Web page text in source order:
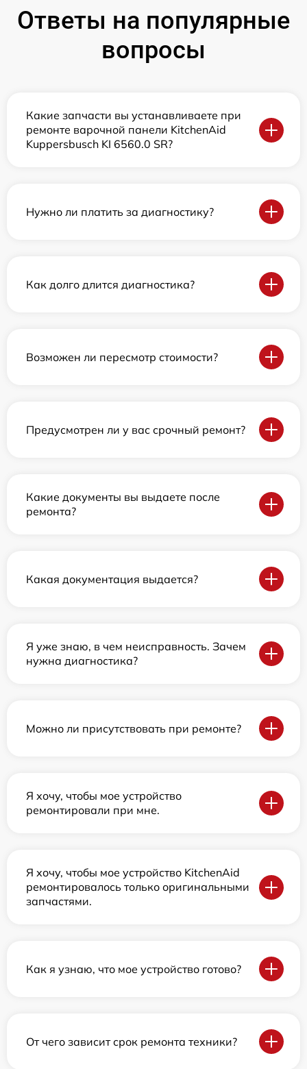
Ответы на популярные
вопросы
Какие запчасти вы устанавливаете при
ремонте варочной панели KitchenAid
Kuppersbusch KI 6560.0 SR?
Нужно ли платить за диагностику?
Как долго длится диагностика?
Возможен ли пересмотр стоимости?
Предусмотрен ли у вас срочный ремонт?
Какие документы вы выдаете после
ремонта?
Какая документация выдается?
Я уже знаю, в чем неисправность. Зачем
нужна диагностика?
Можно ли присутствовать при ремонте?
Я хочу, чтобы мое устройство
ремонтировали при мне.
Я хочу, чтобы мое устройство KitchenAid
ремонтировалось только оригинальными
запчастями.
Как я узнаю, что мое устройство готово?
От чего зависит срок ремонта техники?